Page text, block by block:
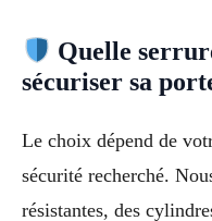
Quelle
sécuriser sa
Le choix dépend de
sécurité recherché.
résistantes, des